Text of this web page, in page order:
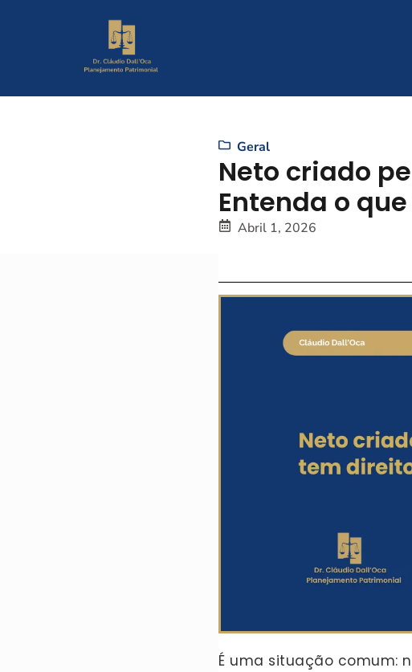
Geral
Neto criado
Entenda o
Abril 1, 2026
É uma situação comum: